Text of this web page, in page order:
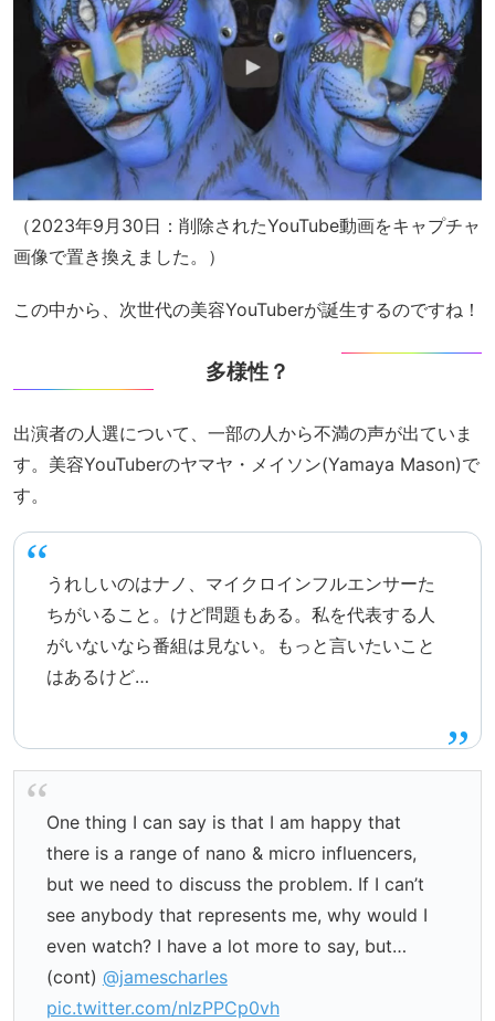
（2023年9月30日：削除されたYouTube動画をキャプチャ
画像で置き換えました。）
この中から、次世代の美容YouTuberが誕生するのですね！
多様性？
出演者の人選について、一部の人から不満の声が出ていま
す。美容YouTuberのヤマヤ・メイソン(Yamaya Mason)で
す。
うれしいのはナノ、マイクロインフルエンサーた
ちがいること。けど問題もある。私を代表する人
がいないなら番組は見ない。もっと言いたいこと
はあるけど…
One thing I can say is that I am happy that
there is a range of nano & micro influencers,
but we need to discuss the problem. If I can’t
see anybody that represents me, why would I
even watch? I have a lot more to say, but…
(cont) @jamescharles
pic.twitter.com/nIzPPCp0vh